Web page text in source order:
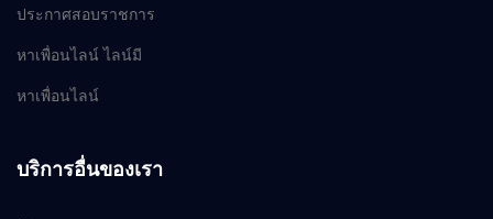
ประกาศสอบราชการ
หาเพื่อนไลน์ ไลน์มี
หาเพื่อนไลน์
บริการอื่นของเรา